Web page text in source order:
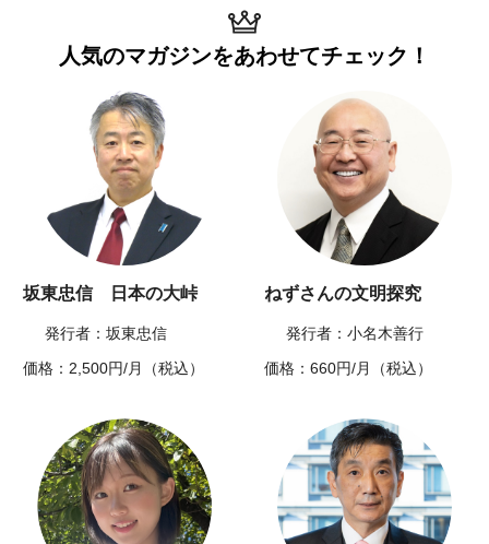
人気のマガジンをあわせてチェック！
坂東忠信 日本の大峠
発行者：坂東忠信
価格：2,500円/月（税込）
ねずさんの文明探究
発行者：小名木善行
価格：660円/月（税込）